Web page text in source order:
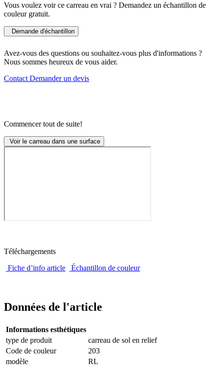
Vous voulez voir ce carreau en vrai ? Demandez un échantillon de
couleur gratuit.
Demande d'échantillon
Avez-vous des questions ou souhaitez-vous plus d'informations ?
Nous sommes heureux de vous aider.
Contact Demander un devis
Commencer tout de suite!
Voir le carreau dans une surface
Téléchargements
Fiche d’info article
Échantillon de couleur
Données de l'article
Informations esthétiques
type de produit
carreau de sol en relief
Code de couleur
203
modèle
RL